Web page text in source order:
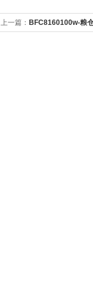
上一篇： BFC8160100w-粮